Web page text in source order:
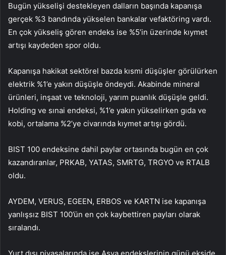
Bugün yükselişi destekleyen dalların başında kapanışa
gerçek %3 bandında yükselen bankalar vefaktöring vardı.
En çok yükseliş gören endeks ise %5’in üzerinde kıymet
artışı kaydeden spor oldu.
Kapanışa hakikat sektörel bazda kısmi düşüşler görülürken
elektrik %1’e yakın düşüşle öndeydi. Akabinde mineral
ürünleri, inşaat ve teknoloji, yarım puanlık düşüşle geldi.
Holding ve sınai endeksi, %1’e yakın yükselirken gıda ve
kobi, ortalama %2’ye civarında kıymet artışı gördü.
BIST 100 endeksine dahil paylar ortasında bugün en çok
kazandıranlar, PRKAB, YATAS, SMRTG, TRGYO ve RTALB
oldu.
AYDEM, VERUS, EGEEN, ERBOS ve KARTN ise kapanışa
yanlışsız BIST 100’ün en çok kaybettiren payları olarak
sıralandı.
Yurt dışı piyasalarında ise Asya endekslerinin günü ekside